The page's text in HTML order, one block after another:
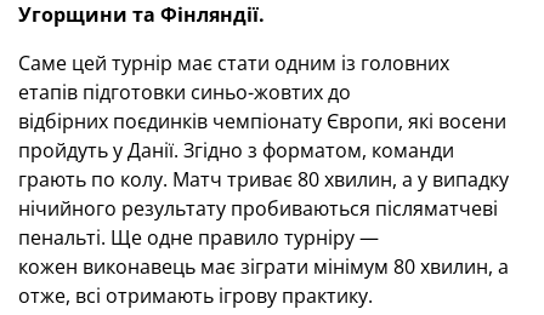
Угорщини та Фінляндії.
Саме цей турнір має стати одним із головних
етапів підготовки синьо-жовтих до
відбірних поєдинків чемпіонату Європи, які восени
пройдуть у Данії. Згідно з форматом, команди
грають по колу. Матч триває 80 хвилин, а у випадку
нічийного результату пробиваються післяматчеві
пенальті. Ще одне правило турніру —
кожен виконавець має зіграти мінімум 80 хвилин, а
отже, всі отримають ігрову практику.